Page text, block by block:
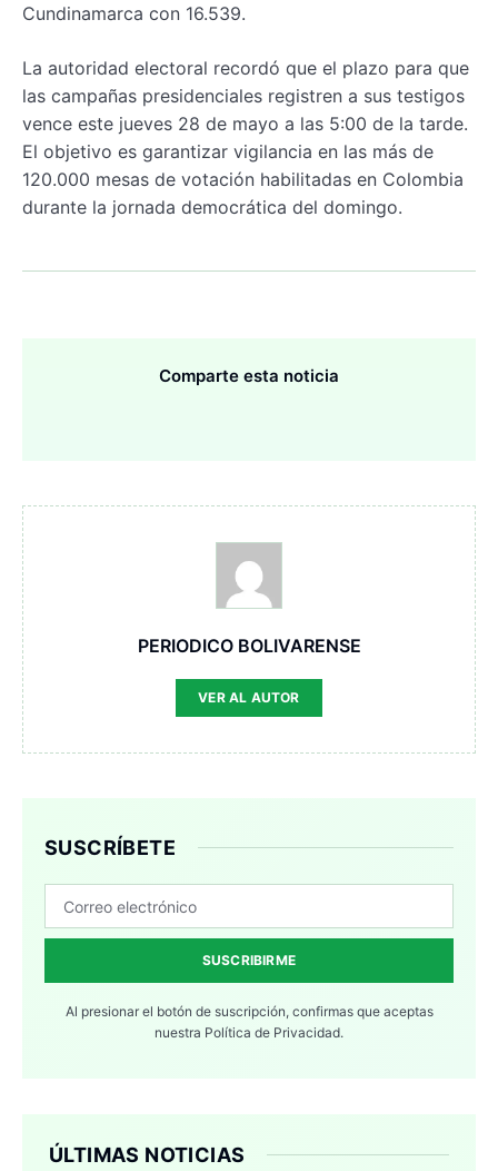
Cundinamarca con 16.539.
La autoridad electoral recordó que el plazo para que
las campañas presidenciales registren a sus testigos
vence este jueves 28 de mayo a las 5:00 de la tarde.
El objetivo es garantizar vigilancia en las más de
120.000 mesas de votación habilitadas en Colombia
durante la jornada democrática del domingo.
Comparte esta noticia
PERIODICO BOLIVARENSE
VER AL AUTOR
SUSCRÍBETE
SUSCRIBIRME
Al presionar el botón de suscripción, confirmas que aceptas
nuestra Política de Privacidad.
ÚLTIMAS NOTICIAS